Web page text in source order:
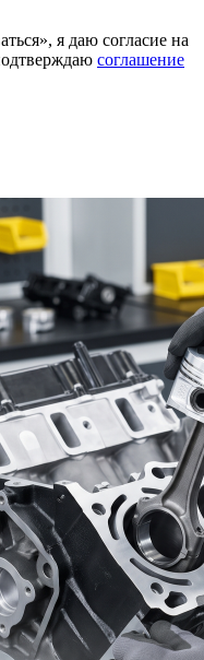
я даю согласие на
соглашение